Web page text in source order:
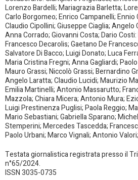
Lorenzo Bardelli; Mariagrazia Barletta;
Carlo Borgomeo; Enrico Campanelli; Ennio
Claudio Cipollini; Giuseppe Ciaglia;
Anna Corrado; Giovanni Costa; Dario
Francesco Decarolis; Gaetano De
Salvatore Di Bacco; Luigi Donato; Luca
Maria Cristina Fregni; Anna Gagliardi;
Mauro Grassi; Niccolò Grassi; Bernardino
Angelo Laratta; Claudio Lucidi; Maurizio
Emilia Martinelli; Antonio Massarutto;
Mazzola; Chiara Micera; Antonio Mura;
Luigi Prestinenza Puglisi; Paola Reggio;
Mario Sebastiani; Gabriella Sparano;
Stemperini; Mercedes Tascedda;
Paolo Urbani; Marco Vignali; Antonio
Testata giornalistica registrata presso il
n°65/2024.
ISSN 3035-0735